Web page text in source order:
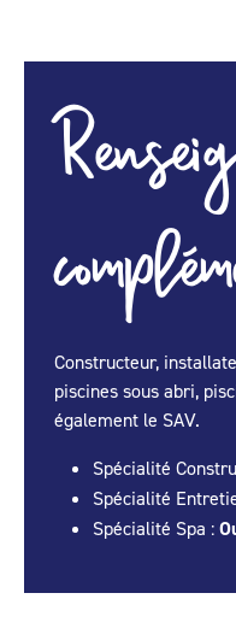
Constructeur,
piscines sous abri,
également le SAV.
Spécialité
Spécialité
Spécialité Spa :